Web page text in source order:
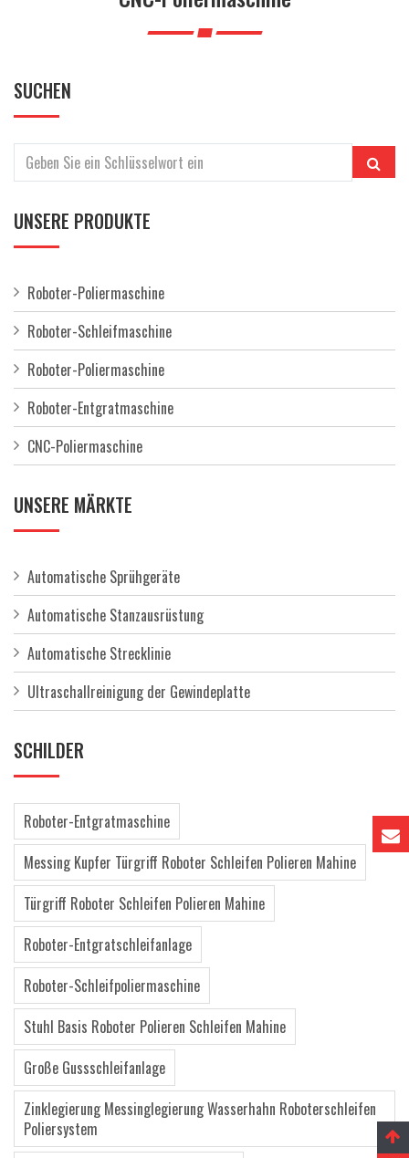
SUCHEN
UNSERE PRODUKTE
Roboter-Poliermaschine
Roboter-Schleifmaschine
Roboter-Poliermaschine
Roboter-Entgratmaschine
CNC-Poliermaschine
UNSERE MÄRKTE
Automatische Sprühgeräte
Automatische Stanzausrüstung
Automatische Strecklinie
Ultraschallreinigung der Gewindeplatte
SCHILDER
Roboter-Entgratmaschine
Messing Kupfer Türgriff Roboter Schleifen Polieren Mahine
Türgriff Roboter Schleifen Polieren Mahine
Roboter-Entgratschleifanlage
Roboter-Schleifpoliermaschine
Stuhl Basis Roboter Polieren Schleifen Mahine
Große Gussschleifanlage
Zinklegierung Messinglegierung Wasserhahn Roboterschleifen
Poliersystem